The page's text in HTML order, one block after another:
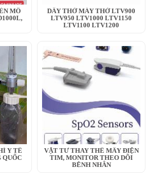
MỔ
DÂY THỞ MÁY THỞ LTV900
LTV950 LTV1000 LTV1150
LTV1100 LTV1200
Y TẾ
QUỐC
VẬT TƯ THAY THẾ MÂY ĐIỆN
TIM, MONITOR THEO DÕI
BỆNH NHÂN